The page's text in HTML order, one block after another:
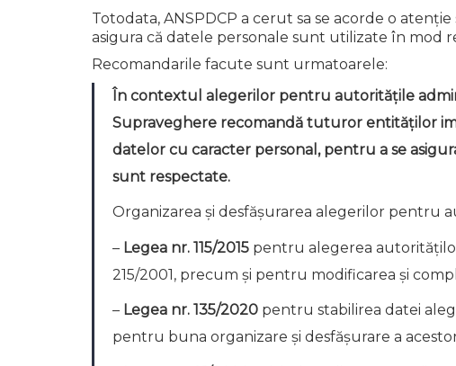
Totodata, ANSPDCP a cerut sa se acorde o
asigura că datele personale sunt utilizate în mod
Recomandarile facute sunt urmatoarele:
În contextul alegerilor pentru autoritățile
Supraveghere recomandă tuturor entităților
datelor cu caracter personal, pentru a se
sunt respectate.
Organizarea și desfășurarea alegerilor pentru
– Legea nr. 115/2015 pentru alegerea
215/2001, precum şi pentru modificarea şi
– Legea nr. 135/2020 pentru stabilirea datei
pentru buna organizare și desfășurare a